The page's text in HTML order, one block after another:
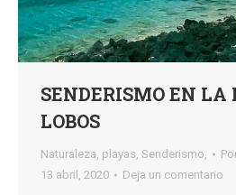
SENDERISMO EN LA
LOBOS
Naturaleza, playas, Senderismo,
13 abril, 2020
Deja un comentario